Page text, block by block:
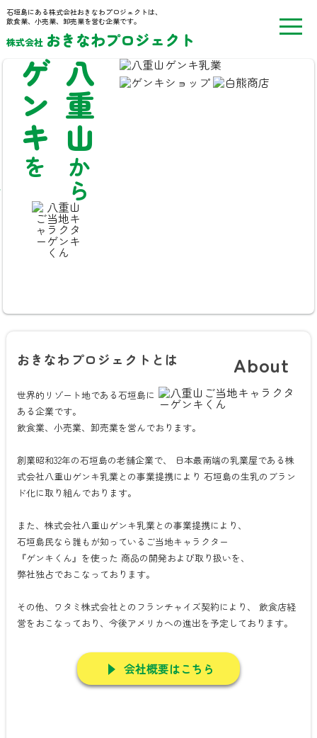
石垣島にある株式会社おきなわプロジェクトは、
飲食業、小売業、卸売業を営む企業です。
株式会社 おきなわプロジェクト
八重山
から
ゲンキ
を
おきなわプロジェクトとは About
世界的リゾート地である石垣島に
ある企業です。
飲食業、小売業、卸売業を営んでおります。
創業昭和32年の石垣島の老舗企業で、
日本最南端の乳業屋である株
式会社八重山ゲンキ乳業との事業提携により 石垣島の生乳のブラン
ド化に取り組んでおります。
また、株式会社八重山ゲンキ乳業との事業提携により、
石垣島民なら誰もが知っているご当地キャラクター
『ゲンキくん』を使った 商品の開発および取り扱いを、
弊社独占でおこなっております。
その他、ワタミ株式会社とのフランチャイズ契約により、
飲食店経
営をおこなっており、今後アメリカへの進出を予定しております。
会社概要はこちら